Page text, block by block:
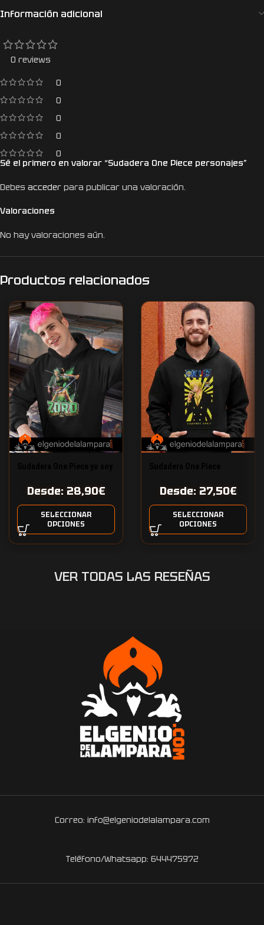
Información adicional
0 reviews
0
0
0
0
0
Valoraciones
No hay valoraciones aún.
Sé el primero en valorar “Sudadera One Piece personajes”
Debes acceder para publicar una valoración.
Productos relacionados
Desde: 28,90€
SELECCIONAR
OPCIONES
Desde: 27,50€
SELECCIONAR
OPCIONES
VER TODAS LAS RESEÑAS
Correo: info@elgeniodelalampara.com
Teléfono/Whatsapp: 644475972